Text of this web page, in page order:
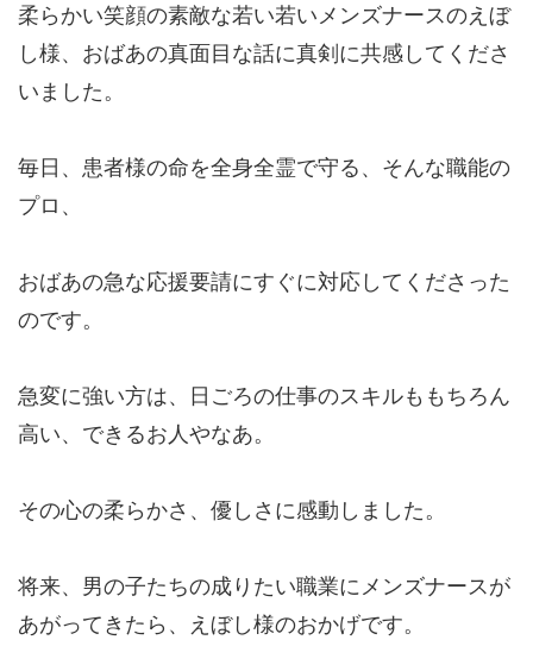
柔らかい笑顔の素敵な若い若いメンズナースのえぼ
し様、おばあの真面目な話に真剣に共感してくださ
いました。
毎日、患者様の命を全身全霊で守る、そんな職能の
プロ、
おばあの急な応援要請にすぐに対応してくださった
のです。
急変に強い方は、日ごろの仕事のスキルももちろん
高い、できるお人やなあ。
その心の柔らかさ、優しさに感動しました。
将来、男の子たちの成りたい職業にメンズナースが
あがってきたら、えぼし様のおかげです。